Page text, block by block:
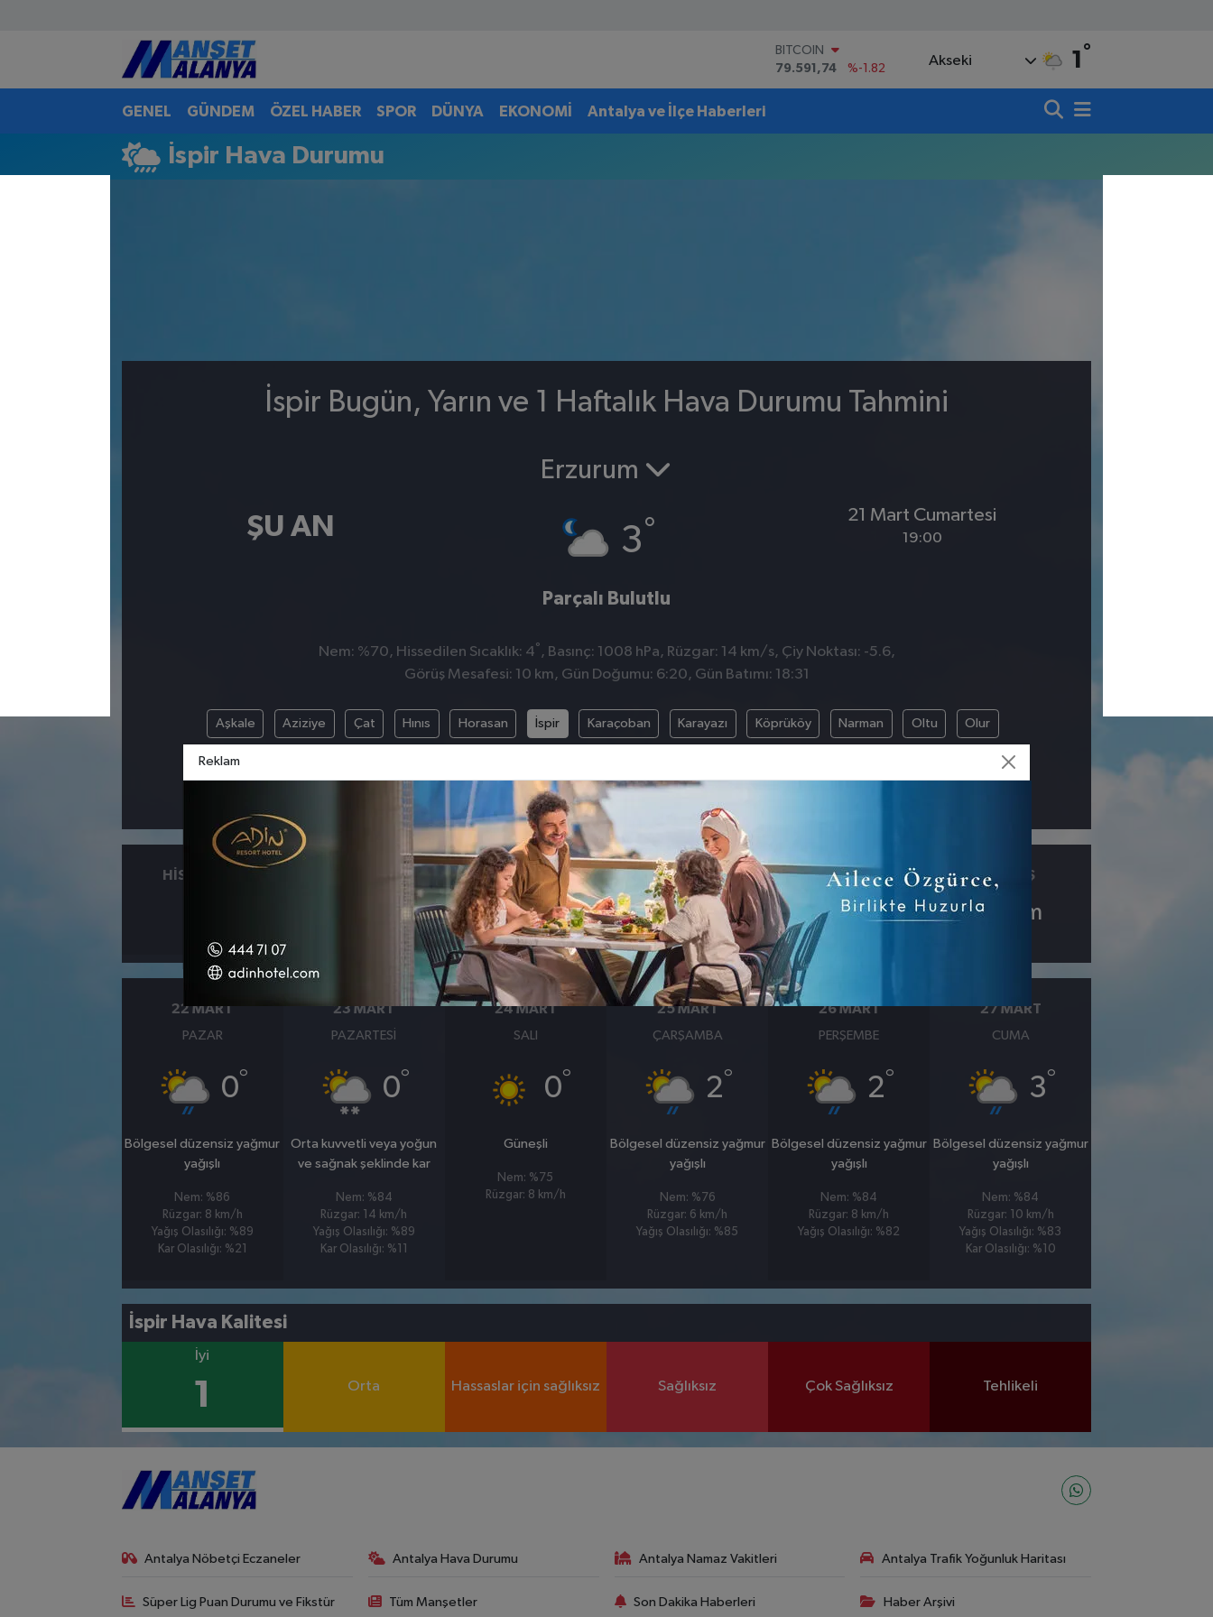
BITCOIN
79.591,74
%-1.82
DOLAR
Akseki 1 °
GENEL GÜNDEM ÖZEL HABER SPOR DÜNYA EKONOMİ Antalya ve İlçe Haberleri
İspir Hava Durumu
İspir Bugün, Yarın ve 1 Haftalık Hava Durumu Tahmini
ŞU AN
Erzurum
3°
Parçalı Bulutlu
21 Mart Cumartesi
19:00
Nem: %70, Hissedilen Sıcaklık: 4° , Basınç: 1008 hPa, Rüzgar: 14 km/s, Çiy Noktası: -5.6,
Görüş Mesafesi: 10 km, Gün Doğumu: 6:20, Gün Batımı: 18:31
Aşkale Aziziye Çat Hınıs Horasan İspir Karaçoban Karayazı Köprüköy Narman Oltu Olur
HISSEDILEN BASINÇ
1008hpa
RÜZGAR
14km/s
ÇIY
-5.6
GÖRÜŞ
10 km
22 MART
PAZAR
0°
Bölgesel düzensiz yağmur
yağışlı
Nem: %86
Rüzgar: 8 km/h
Yağış Olasılığı: %89
Kar Olasılığı: %21
23 MART
PAZARTESI
0°
Orta kuvvetli veya yoğun
ve sağnak şeklinde kar
Nem: %84
Rüzgar: 14 km/h
Yağış Olasılığı: %89
Kar Olasılığı: %11
24 MART
SALI
0°
Güneşli
Nem: %75
Rüzgar: 8 km/h
25 MART
ÇARŞAMBA
2°
Bölgesel düzensiz yağmur
yağışlı
Nem: %76
Rüzgar: 6 km/h
Yağış Olasılığı: %85
26 MART
PERŞEMBE
2°
Bölgesel düzensiz yağmur
yağışlı
Nem: %84
Rüzgar: 8 km/h
Yağış Olasılığı: %82
27 MART
CUMA
3°
Bölgesel düzensiz yağmur
yağışlı
Nem: %84
Rüzgar: 10 km/h
Yağış Olasılığı: %83
Kar Olasılığı: %10
İspir Hava Kalitesi
İyi
1 Orta Hassaslar için sağlıksız Sağlıksız Çok Sağlıksız Tehlikeli
Antalya Nöbetçi Eczaneler Antalya Hava Durumu Antalya Namaz Vakitleri Antalya Trafik Yoğunluk Haritası
Süper Lig Puan Durumu ve Fikstür Tüm Manşetler Son Dakika Haberleri Haber Arşivi
Antalya Nöbetçi Eczaneler
Antalya Hava Durumu
Antalya Namaz Vakitleri
Reklam